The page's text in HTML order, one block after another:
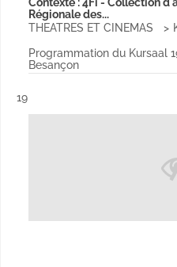
Régionale des...
THEATRES ET CINEMAS
Programmation du Kursaal
Besançon
Résultat n°
19